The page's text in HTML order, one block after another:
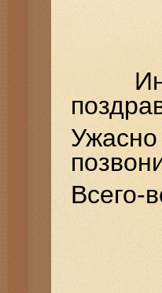
Всего-